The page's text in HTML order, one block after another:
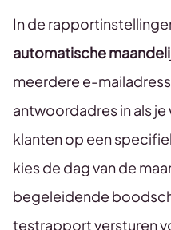
In de
automatische
meerdere e-
antwoordadres in als
klanten op een
kies de dag van de
begeleidende
testrapport versturen